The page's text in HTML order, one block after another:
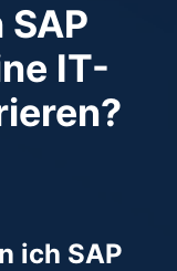
IT-
ich SAP